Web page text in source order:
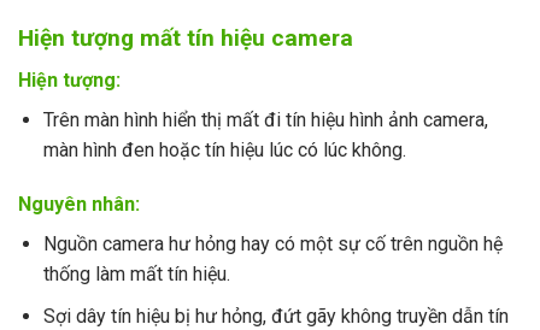
Hiện tượng mất tín hiệu camera
Hiện tượng:
Trên màn hình hiển thị mất đi tín hiệu hình ảnh camera,
màn hình đen hoặc tín hiệu lúc có lúc không.
Nguyên nhân:
Nguồn camera hư hỏng hay có một sự cố trên nguồn hệ
thống làm mất tín hiệu.
Sợi dây tín hiệu bị hư hỏng, đứt gãy không truyền dẫn tín